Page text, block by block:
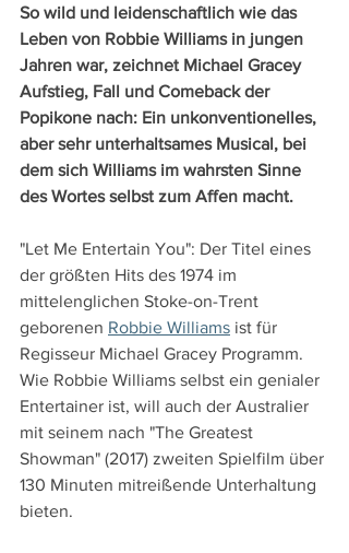
So wild und leidenschaftlich wie das
Leben von Robbie Williams in jungen
Jahren war, zeichnet Michael Gracey
Aufstieg, Fall und Comeback der
Popikone nach: Ein unkonventionelles,
aber sehr unterhaltsames Musical, bei
dem sich Williams im wahrsten Sinne
des Wortes selbst zum Affen macht.
"Let Me Entertain You": Der Titel eines
der größten Hits des 1974 im
mittelenglichen Stoke-on-Trent
geborenen Robbie Williams ist für
Regisseur Michael Gracey Programm.
Wie Robbie Williams selbst ein genialer
Entertainer ist, will auch der Australier
mit seinem nach "The Greatest
Showman" (2017) zweiten Spielfilm über
130 Minuten mitreißende Unterhaltung
bieten.